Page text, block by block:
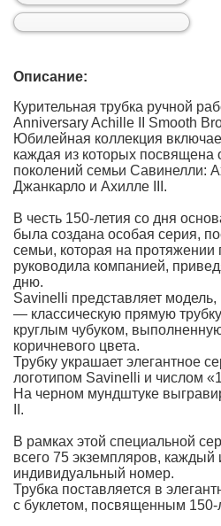
Описание:
Курительная трубка ручной
Anniversary Achille II Smooth
Юбилейная коллекция
каждая из которых посвящена
поколений семьи Савинелли:
Джанкарло и Ахилле III.
В честь 150-летия со дня
была создана особая серия,
семьи, которая на протяжении
руководила компанией,
дню.
Savinelli представляет
— классическую прямую
круглым чубуком,
коричневого цвета.
Трубку украшает элегантное
логотипом Savinelli и числом
На черном мундштуке
II.
В рамках этой специальной
всего 75 экземпляров, каждый
индивидуальный номер.
Трубка поставляется в
с буклетом, посвященным